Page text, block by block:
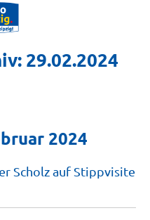
29.02.2024
2024
Scholz auf Stippvisite